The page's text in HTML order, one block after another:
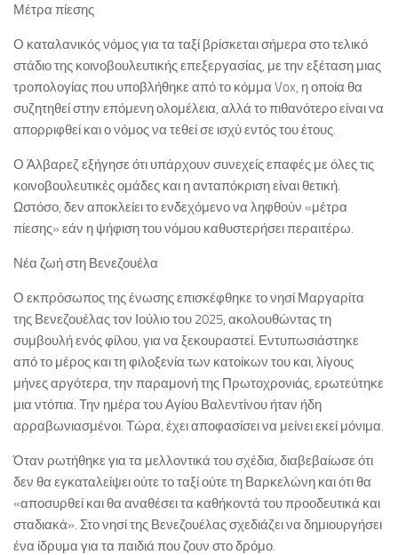
Μέτρα πίεσης
Ο καταλανικός νόμος για τα ταξί βρίσκεται σήμερα στο τελικό
στάδιο της κοινοβουλευτικής επεξεργασίας, με την εξέταση μιας
τροπολογίας που υποβλήθηκε από το κόμμα Vox, η οποία θα
συζητηθεί στην επόμενη ολομέλεια, αλλά το πιθανότερο είναι να
απορριφθεί και ο νόμος να τεθεί σε ισχύ εντός του έτους.
Ο Άλβαρεζ εξήγησε ότι υπάρχουν συνεχείς επαφές με όλες τις
κοινοβουλευτικές ομάδες και η ανταπόκριση είναι θετική.
Ωστόσο, δεν αποκλείει το ενδεχόμενο να ληφθούν «μέτρα
πίεσης» εάν η ψήφιση του νόμου καθυστερήσει περαιτέρω.
Νέα ζωή στη Βενεζουέλα
Ο εκπρόσωπος της ένωσης επισκέφθηκε το νησί Μαργαρίτα
της Βενεζουέλας τον Ιούλιο του 2025, ακολουθώντας τη
συμβουλή ενός φίλου, για να ξεκουραστεί. Εντυπωσιάστηκε
από το μέρος και τη φιλοξενία των κατοίκων του και, λίγους
μήνες αργότερα, την παραμονή της Πρωτοχρονιάς, ερωτεύτηκε
μια ντόπια. Την ημέρα του Αγίου Βαλεντίνου ήταν ήδη
αρραβωνιασμένοι. Τώρα, έχει αποφασίσει να μείνει εκεί μόνιμα.
Όταν ρωτήθηκε για τα μελλοντικά του σχέδια, διαβεβαίωσε ότι
δεν θα εγκαταλείψει ούτε το ταξί ούτε τη Βαρκελώνη και ότι θα
«αποσυρθεί και θα αναθέσει τα καθήκοντά του προοδευτικά και
σταδιακά». Στο νησί της Βενεζουέλας σχεδιάζει να δημιουργήσει
ένα ίδρυμα για τα παιδιά που ζουν στο δρόμο.